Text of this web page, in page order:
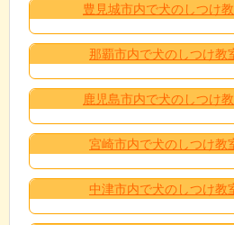
豊見城市内で犬のしつけ
那覇市内で犬のしつけ教
鹿児島市内で犬のしつけ
宮崎市内で犬のしつけ教
中津市内で犬のしつけ教